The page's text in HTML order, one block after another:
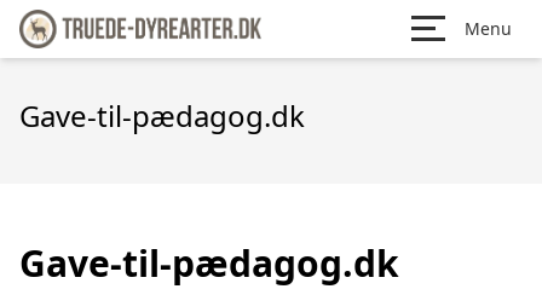
Menu
Gave-til-pædagog.dk
Gave-til-pædagog.dk